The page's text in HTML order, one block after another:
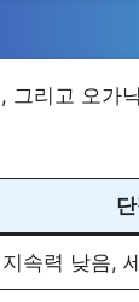
그리고 오가
속력 낮음,